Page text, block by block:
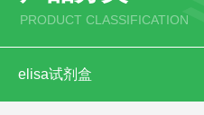
PRODUCT CLASSIFICATION
elisa试剂盒